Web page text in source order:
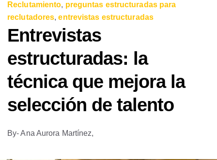
Reclutamiento, preguntas estructuradas para
reclutadores,entrevistas estructuradas
Entrevistas
estructuradas: la
técnica que mejora la
selección de talento
By- Ana Aurora Martínez,